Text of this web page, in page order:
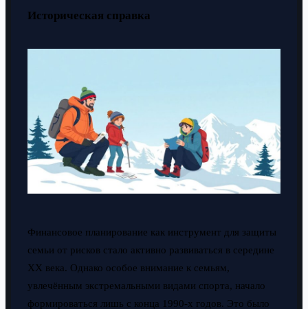
Историческая справка
Финансовое планирование как инструмент для защиты
семьи от рисков стало активно развиваться в середине
XX века. Однако особое внимание к семьям,
увлечённым экстремальными видами спорта, начало
формироваться лишь с конца 1990-х годов. Это было